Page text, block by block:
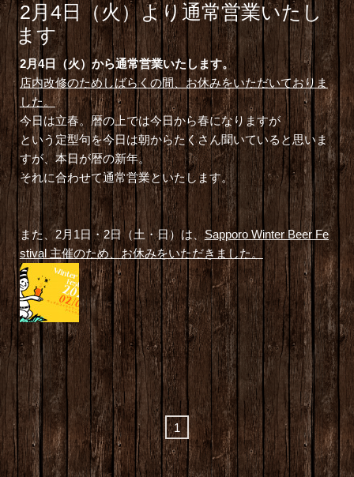
2月4日（火）より通常営業いたし
ます
2月4日（火）から通常営業いたします。
店内改修のためしばらくの間、お休みをいただいておりま
した。
今日は立春。暦の上では今日から春になりますが
という定型句を今日は朝からたくさん聞いていると思いま
すが、本日が暦の新年。
それに合わせて通常営業といたします。
また、2月1日・2日（土・日）は、Sapporo Winter Beer Fe
stival 主催のため、お休みをいただきました。
1